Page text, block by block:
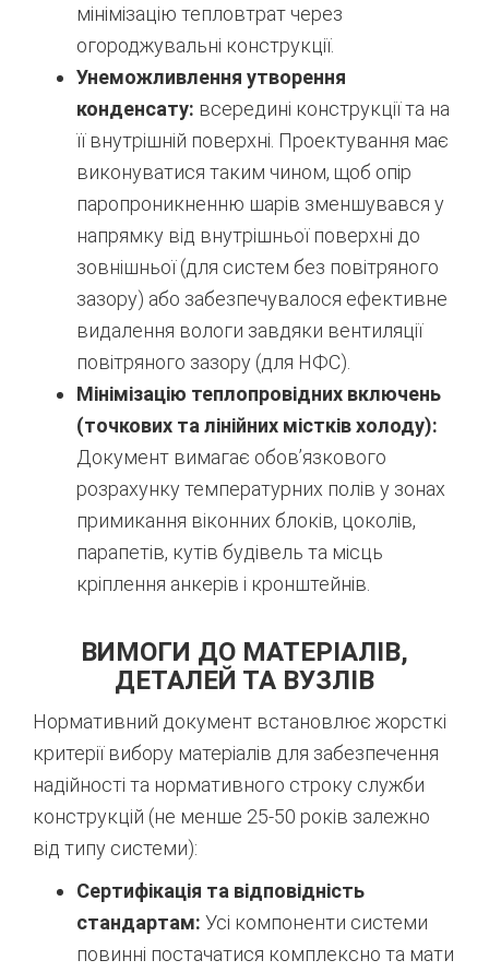
мінімізацію тепловтрат через
огороджувальні конструкції.
Унеможливлення утворення
конденсату: всередині конструкції та на
її внутрішній поверхні. Проектування має
виконуватися таким чином, щоб опір
паропроникненню шарів зменшувався у
напрямку від внутрішньої поверхні до
зовнішньої (для систем без повітряного
зазору) або забезпечувалося ефективне
видалення вологи завдяки вентиляції
повітряного зазору (для НФС).
Мінімізацію теплопровідних включень
(точкових та лінійних містків холоду):
Документ вимагає обов’язкового
розрахунку температурних полів у зонах
примикання віконних блоків, цоколів,
парапетів, кутів будівель та місць
кріплення анкерів і кронштейнів.
ВИМОГИ ДО МАТЕРІАЛІВ,
ДЕТАЛЕЙ ТА ВУЗЛІВ
Нормативний документ встановлює жорсткі
критерії вибору матеріалів для забезпечення
надійності та нормативного строку служби
конструкцій (не менше 25-50 років залежно
від типу системи):
Сертифікація та відповідність
стандартам: Усі компоненти системи
повинні постачатися комплексно та мати